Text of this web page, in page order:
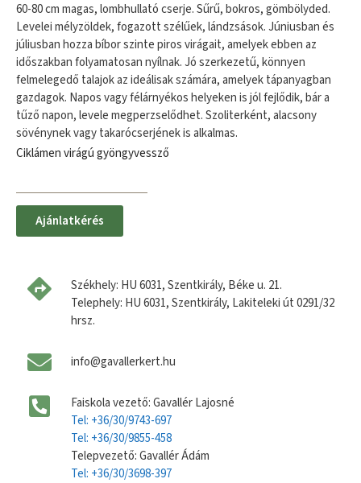
60-80 cm magas, lombhullató cserje. Sűrű, bokros, gömbölyded.
Levelei mélyzöldek, fogazott szélűek, lándzsások. Júniusban és
júliusban hozza bíbor szinte piros virágait, amelyek ebben az
időszakban folyamatosan nyílnak. Jó szerkezetű, könnyen
felmelegedő talajok az ideálisak számára, amelyek tápanyagban
gazdagok. Napos vagy félárnyékos helyeken is jól fejlődik, bár a
tűző napon, levele megperzselődhet. Szoliterként, alacsony
sövénynek vagy takarócserjének is alkalmas.
Ciklámen virágú gyöngyvessző
Ajánlatkérés
Székhely: HU 6031, Szentkirály, Béke u. 21.
Telephely: HU 6031, Szentkirály, Lakiteleki út 0291/32
hrsz.
info@gavallerkert.hu
Faiskola vezető: Gavallér Lajosné
Tel: +36/30/9743-697
Tel: +36/30/9855-458
Telepvezető: Gavallér Ádám
Tel: +36/30/3698-397